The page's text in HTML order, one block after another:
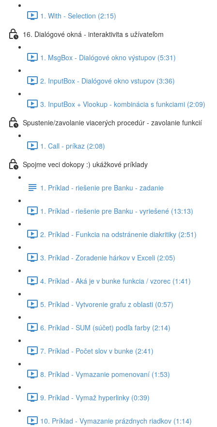
1. With - Selection (2:15)
16. Dialógové okná - interaktivita s užívateľom
1. MsgBox - Dialógové okno výstupov (5:31)
2. InputBox - Dialógové okno vstupov (3:36)
3. InputBox + Vlookup - kombinácia s funkciami (2:09)
Spustenie/zavolanie viacerých procedúr - zavolanie funkcií
1. Call - príkaz (2:08)
Spojme veci dokopy :) ukážkové príklady
1. Príklad - riešenie pre Banku - zadanie
1. Príklad - riešenie pre Banku - vyriešené (13:13)
2. Príklad - Funkcia na odstránenie diakritiky (2:51)
3. Príklad - Zoradenie hárkov v Exceli (2:05)
4. Príklad - Aká je v bunke funkcia / vzorec (1:41)
5. Príklad - Vytvorenie grafu z oblasti (0:57)
6. Príklad - SUM (súčet) podľa farby (2:14)
7. Príklad - Počet slov v bunke (2:41)
8. Príklad - Vymazanie pomenovaní (1:53)
9. Príklad - Vymaž hyperlinky (0:39)
10. Príklad - Vymazanie prázdnych riadkov (1:14)